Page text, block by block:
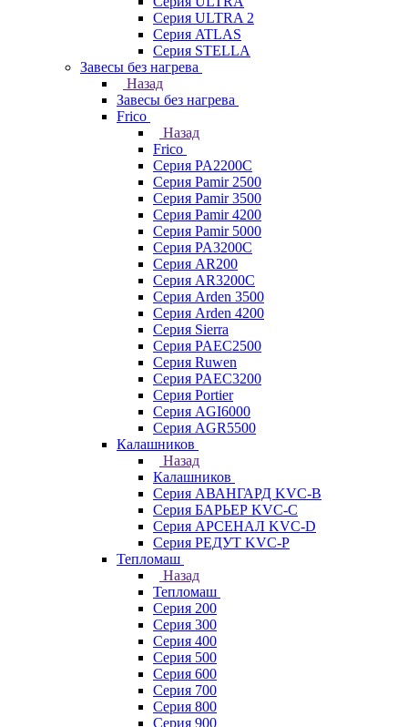
Серия ULTRA 2
Серия ATLAS
Серия STELLA
Завесы без нагрева
Назад
Завесы без нагрева
Frico
Назад
Frico
Серия PA2200C
Серия Pamir 2500
Серия Pamir 3500
Серия Pamir 4200
Серия Pamir 5000
Серия PA3200C
Серия AR200
Серия AR3200C
Серия Arden 3500
Серия Arden 4200
Серия Sierra
Серия PAEC2500
Серия Ruwen
Серия PAEC3200
Серия Portier
Серия AGI6000
Серия AGR5500
Калашников
Назад
Калашников
Серия АВАНГАРД KVC-B
Серия БАРЬЕР KVC-C
Серия АРСЕНАЛ KVC-D
Серия РЕДУТ KVC-P
Тепломаш
Назад
Тепломаш
Серия 200
Серия 300
Серия 400
Серия 500
Серия 600
Серия 700
Серия 800
Серия 900